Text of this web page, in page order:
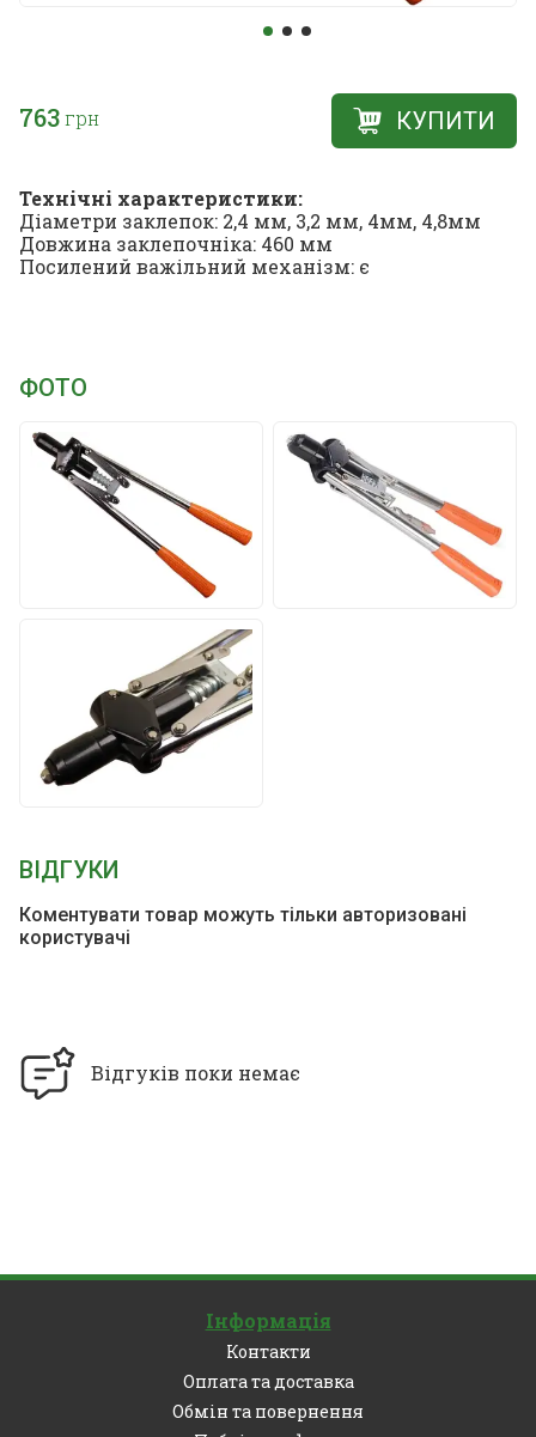
763грн КУПИТИ
Технічні характеристики:
Діаметри заклепок: 2,4 мм, 3,2 мм, 4мм, 4,8мм
Довжина заклепочніка: 460 мм
Посилений важільний механізм: є
ФОТО
ВІДГУКИ
Коментувати товар можуть тільки авторизовані
користувачі
Відгуків поки немає
Інформація
Контакти
Оплата та доставка
Обмін та повернення